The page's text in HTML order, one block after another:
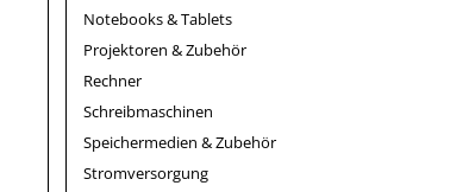
Notebooks & Tablets
Projektoren & Zubehör
Rechner
Schreibmaschinen
Speichermedien & Zubehör
Stromversorgung